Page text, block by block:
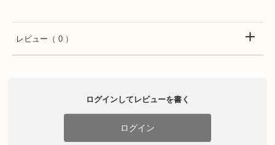
レビュー （ 0 ）
ログインしてレビューを書く
ログイン